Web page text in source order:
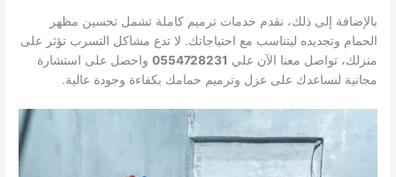
بالإضافة إلى ذلك، نقدم خدمات ترميم كاملة تشمل تحسين مظهر
الحمام وتجديده ليتناسب مع احتياجاتك. لا تدع مشاكل التسرب تؤثر على
منزلك، تواصل معنا الآن علي 0554728231 واحصل على استشارة
مجانية لنساعدك على عزل وترميم حمامك بكفاءة وجودة عالية.